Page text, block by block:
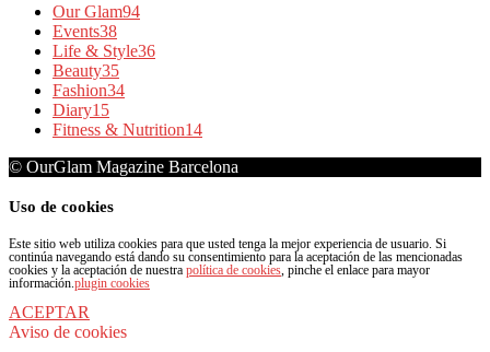
Our Glam94
Events38
Life & Style36
Beauty35
Fashion34
Diary15
Fitness & Nutrition14
© OurGlam Magazine Barcelona
Uso de cookies
Este sitio web utiliza cookies para que usted tenga la mejor experiencia de usuario. Si
continúa navegando está dando su consentimiento para la aceptación de las mencionadas
cookies y la aceptación de nuestra política de cookies, pinche el enlace para mayor
información.plugin cookies
ACEPTAR
Aviso de cookies